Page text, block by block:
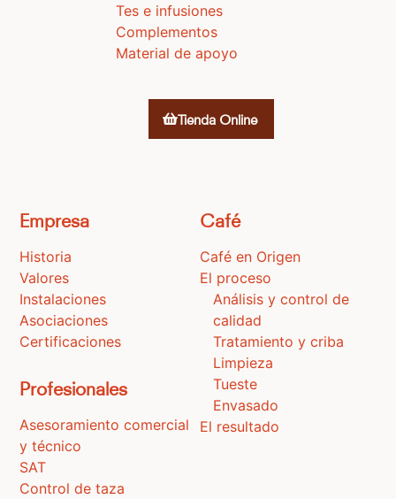
Tes e infusiones
Complementos
Material de apoyo
Tienda Online
Empresa
Historia
Valores
Instalaciones
Asociaciones
Certificaciones
Profesionales
Asesoramiento comercial
y técnico
SAT
Control de taza
Café
Café en Origen
El proceso
Análisis y control de
calidad
Tratamiento y criba
Limpieza
Tueste
Envasado
El resultado